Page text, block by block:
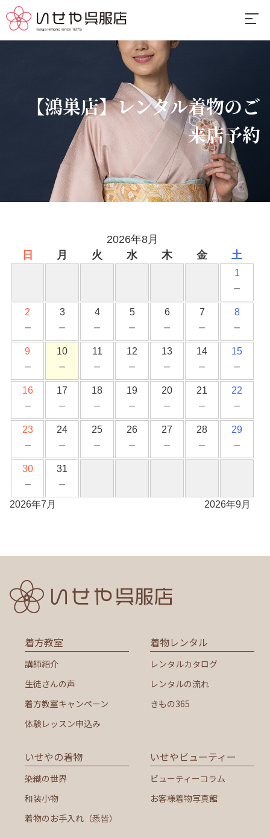
【鴻巣店】レンタル着物のご
来店予約
2026年8月
日
月 火 水 木 金 土
1
－
2
－
3
－
4
－
5
－
6
－
7
－
8
－
9
－
10
－
11
－
12
－
13
－
14
－
15
－
16
－
17
－
18
－
19
－
20
－
21
－
22
－
23
－
24
－
25
－
26
－
27
－
28
－
29
－
30
－
31
－
2026年7月 2026年9月
着方教室
講師紹介
生徒さんの声
着方教室キャンペーン
体験レッスン申込み
着物レンタル
レンタルカタログ
レンタルの流れ
きもの365
いせやの着物
染織の世界
和装小物
着物のお手入れ（悉皆）
いせやビューティー
ビューティーコラム
お客様着物写真館